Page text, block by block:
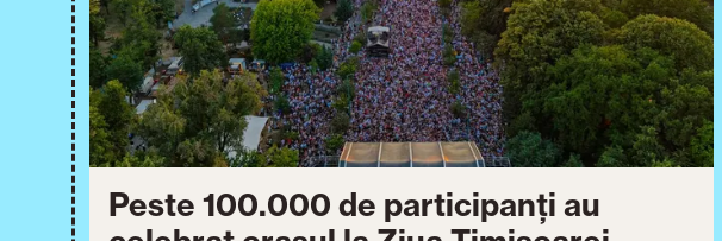
Peste 100.000 de participanți au